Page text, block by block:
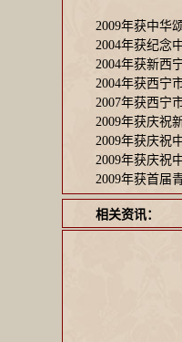
2009年获中华
2004年获纪念
2004年获新西
2004年获西宁
2007年获西宁
2009年获庆祝
2009年获庆祝
2009年获庆祝
2009年获首届
相关资讯：